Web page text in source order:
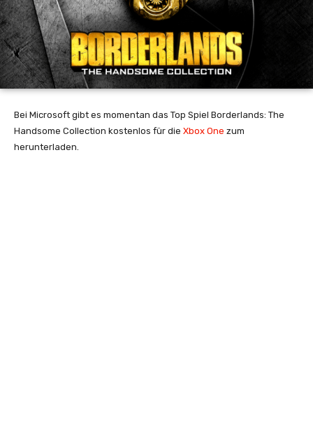
Bei Microsoft gibt es momentan das Top Spiel Borderlands: The
Handsome Collection kostenlos für die Xbox One zum
herunterladen.